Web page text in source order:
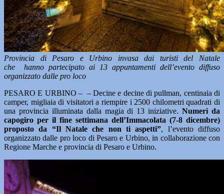
Provincia di Pesaro e Urbino invasa dai turisti del Natale
che hanno partecipato ai 13 appuntamenti dell’evento diffuso
organizzato dalle pro loco
PESARO E URBINO – – Decine e decine di pullman, centinaia di
camper, migliaia di visitatori a riempire i 2500 chilometri quadrati di
una provincia illuminata dalla magia di 13 iniziative. Numeri da
capogiro per il fine settimana dell’Immacolata (7-8 dicembre)
proposto da “Il Natale che non ti aspetti”, l’evento diffuso
organizzato dalle pro loco di Pesaro e Urbino, in collaborazione con
Regione Marche e provincia di Pesaro e Urbino.